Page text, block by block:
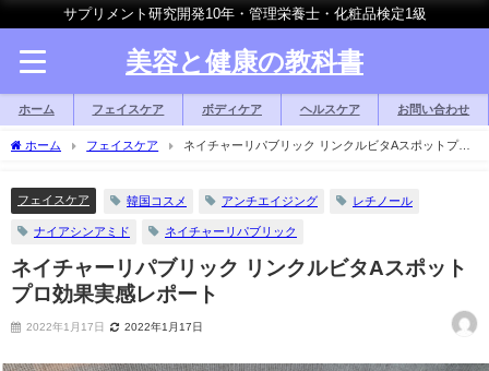
サプリメント研究開発10年・管理栄養士・化粧品検定1級
美容と健康の教科書
ホーム フェイスケア ボディケア ヘルスケア お問い合わせ
ホーム フェイスケア
ネイチャーリパブリック リンクルビタAスポットプロ
フェイスケア 韓国コスメ アンチエイジング レチノール
ナイアシンアミド ネイチャーリパブリック
ネイチャーリパブリック リンクルビタAスポット
プロ効果実感レポート
2022年1月17日 2022年1月17日